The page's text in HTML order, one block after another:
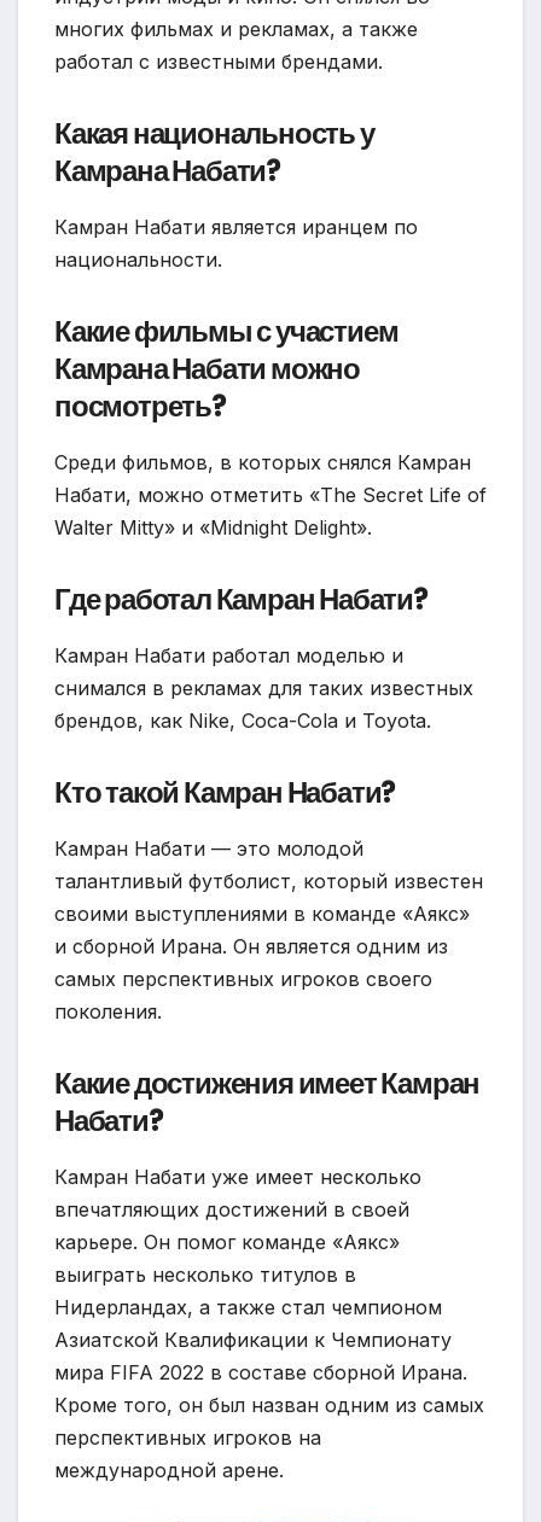
многих фильмах и рекламах, а также
работал с известными брендами.
Какая национальность у
Камрана Набати?
Камран Набати является иранцем по
национальности.
Какие фильмы с участием
Камрана Набати можно
посмотреть?
Среди фильмов, в которых снялся Камран
Набати, можно отметить «The Secret Life of
Walter Mitty» и «Midnight Delight».
Где работал Камран Набати?
Камран Набати работал моделью и
снимался в рекламах для таких известных
брендов, как Nike, Coca-Cola и Toyota.
Кто такой Камран Набати?
Камран Набати — это молодой
талантливый футболист, который известен
своими выступлениями в команде «Аякс»
и сборной Ирана. Он является одним из
самых перспективных игроков своего
поколения.
Какие достижения имеет Камран
Набати?
Камран Набати уже имеет несколько
впечатляющих достижений в своей
карьере. Он помог команде «Аякс»
выиграть несколько титулов в
Нидерландах, а также стал чемпионом
Азиатской Квалификации к Чемпионату
мира FIFA 2022 в составе сборной Ирана.
Кроме того, он был назван одним из самых
перспективных игроков на
международной арене.